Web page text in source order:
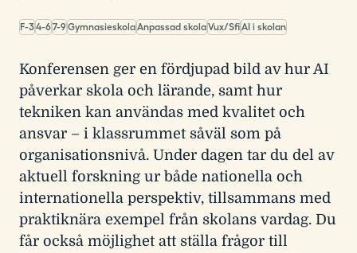
F-34-67-9GymnasieskolaAnpassad skolaVux/SfiAI i skolan
Konferensen ger en fördjupad bild av hur AI
påverkar skola och lärande, samt hur
tekniken kan användas med kvalitet och
ansvar – i klassrummet såväl som på
organisationsnivå. Under dagen tar du del av
aktuell forskning ur både nationella och
internationella perspektiv, tillsammans med
praktiknära exempel från skolans vardag. Du
får också möjlighet att ställa frågor till